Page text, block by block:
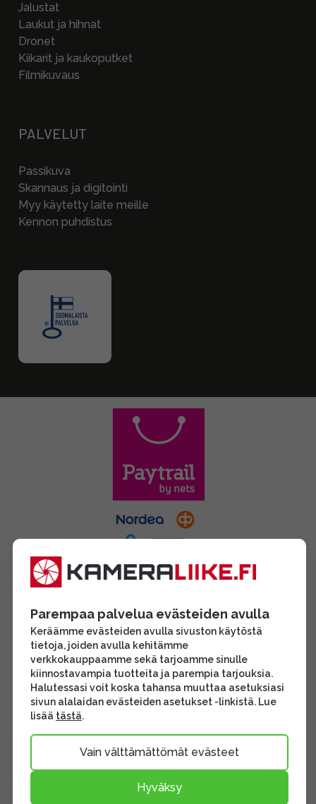
Jalustat
Laukut ja hihnat
Dronet
Kiikarit ja kaukoputket
Filmikuvaus
PALVELUT
Passikuva
Skannaus ja digitointi
Myy käytetty laite meille
Kennon puhdistus
Parempaa palvelua evästeiden avulla
Keräämme evästeiden avulla sivuston käytöstä
tietoja, joiden avulla kehitämme
verkkokauppaamme sekä tarjoamme sinulle
kiinnostavampia tuotteita ja parempia tarjouksia.
Halutessasi voit koska tahansa muuttaa asetuksiasi
sivun alalaidan evästeiden asetukset -linkistä. Lue
lisää tästä.
Vain välttämättömät evästeet
Hyväksy